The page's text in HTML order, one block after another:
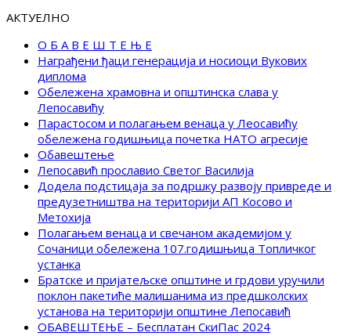
АКТУЕЛНО
О Б А В Е Ш Т Е Њ Е
Награђени ђаци генерација и носиоци Вукових
диплома
Обележена храмовна и општинска слава у
Лепосавићу
Парастосом и полагањем венаца у Леосавићу
обележена годишњица почетка НАТО агресије
Обавештење
Лепосавић прославио Светог Василија
Додела подстицаја за подршку развоју привреде и
предузетништва на територији АП Косово и
Метохија
Полагањем венаца и свечаном академијом у
Сочаници обележена 107.годишњица Топличког
устанка
Братске и пријатељске општине и грдови уручили
поклон пакетиће малишанима из предшколских
установа на територији општине Лепосавић
ОБАВЕШТЕЊЕ – Бесплатан СкиПас 2024